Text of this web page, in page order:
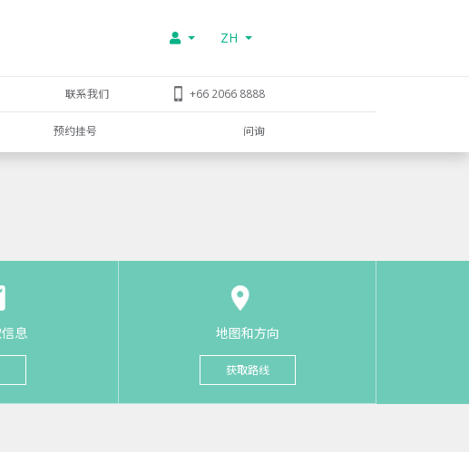
ZH
联系我们 +66 2066 8888
预约挂号 问询
息 地图和方向
获取路线